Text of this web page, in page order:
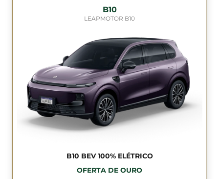
B10
LEAPMOTOR B10
B10 BEV 100% ELÉTRICO
OFERTA DE OURO